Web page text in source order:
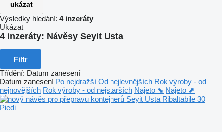
ukázat
Výsledky hledání: 4 inzeráty
Ukázat
4 inzeráty: Návěsy Seyit Usta
Filtr
Třídění: Datum zanesení
Datum zanesení Po nejdražší Od nejlevnějších Rok výroby - od
nejnovějších Rok výroby - od nejstarších Najeto ⬊ Najeto ⬈